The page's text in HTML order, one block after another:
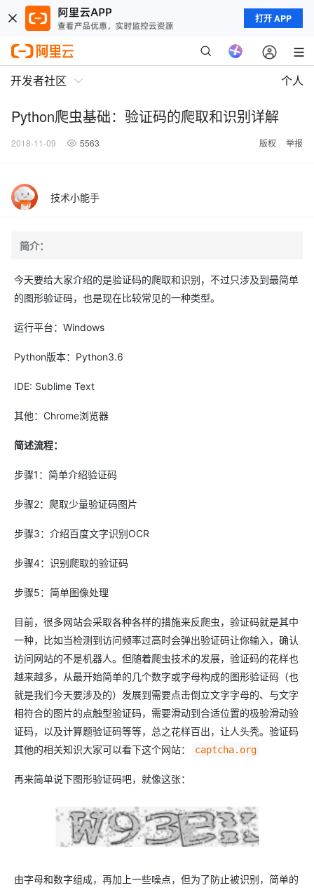
打开 APP
开发者社区 个人
Python爬虫基础：验证码的爬取和识别详解
2018-11-09 5563 版权 举报
技术小能手
简介：
今天要给大家介绍的是验证码的爬取和识别，不过只涉及到最简单
的图形验证码，也是现在比较常见的一种类型。
运行平台：Windows
Python版本：Python3.6
IDE: Sublime Text
其他：Chrome浏览器
简述流程：
步骤1：简单介绍验证码
步骤2：爬取少量验证码图片
步骤3：介绍百度文字识别OCR
步骤4：识别爬取的验证码
步骤5：简单图像处理
目前，很多网站会采取各种各样的措施来反爬虫，验证码就是其中
一种，比如当检测到访问频率过高时会弹出验证码让你输入，确认
访问网站的不是机器人。但随着爬虫技术的发展，验证码的花样也
越来越多，从最开始简单的几个数字或字母构成的图形验证码（也
就是我们今天要涉及的）发展到需要点击倒立文字字母的、与文字
相符合的图片的点触型验证码，需要滑动到合适位置的极验滑动验
证码，以及计算题验证码等等，总之花样百出，让人头秃。验证码
其他的相关知识大家可以看下这个网站：
captcha.org
再来简单说下图形验证码吧，就像这张：
由字母和数字组成，再加上一些噪点，但为了防止被识别，简单的